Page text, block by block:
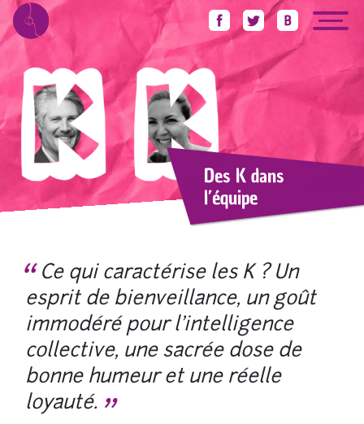
Accueil
Des K dans
l’équipe
Ce qui caractérise les K ? Un
esprit de bienveillance, un goût
immodéré pour l’intelligence
collective, une sacrée dose de
bonne humeur et une réelle
loyauté.